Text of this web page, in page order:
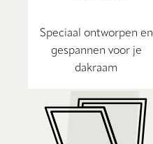
Speciaal ontworpen en
gespannen voor je
dakraam